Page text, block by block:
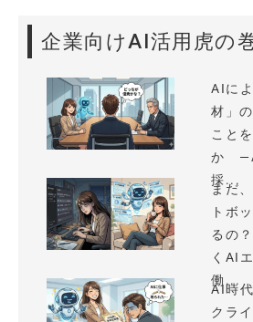
企業向けAI活用虎の
AIに
材」
こと
か
採...
まだ
トボ
るの
くAI
働...
AI時
クラ